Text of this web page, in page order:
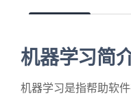
机器学习简
机器学习是指帮助软